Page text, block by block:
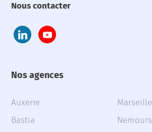
Nous contacter
Nos agences
Auxerre
Bastia
Marseille
Nemours